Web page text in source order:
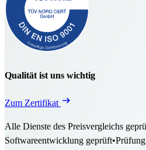
Qualität ist uns wichtig
Zum Zertifikat
Alle Dienste des Preisvergleichs
Softwareentwicklung geprüft•